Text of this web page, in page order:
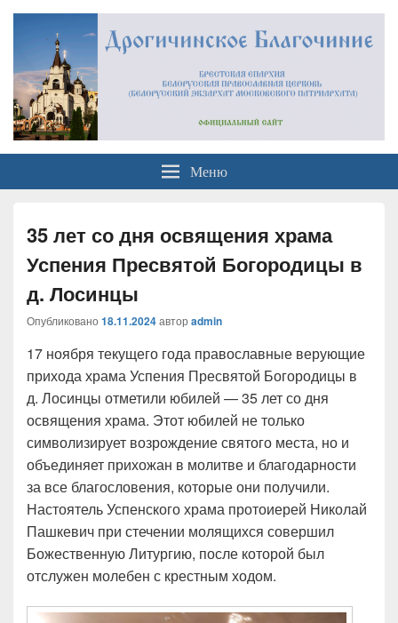
Официальный сайт
Дрогичинского благочиния
Меню
35 лет со дня освящения храма
Успения Пресвятой Богородицы в
д. Лосинцы
Опубликовано 18.11.2024автор admin
17 ноября текущего года православные верующие
прихода храма Успения Пресвятой Богородицы в
д. Лосинцы отметили юбилей — 35 лет со дня
освящения храма. Этот юбилей не только
символизирует возрождение святого места, но и
объединяет прихожан в молитве и благодарности
за все благословения, которые они получили.
Настоятель Успенского храма протоиерей Николай
Пашкевич при стечении молящихся совершил
Божественную Литургию, после которой был
отслужен молебен с крестным ходом.